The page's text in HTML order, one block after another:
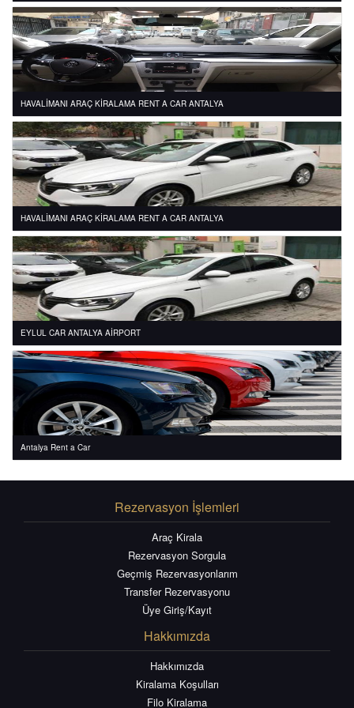
HAVALİMANI ARAÇ KİRALAMA RENT A CAR ANTALYA
HAVALİMANI ARAÇ KİRALAMA RENT A CAR ANTALYA
EYLUL CAR ANTALYA AİRPORT
Antalya Rent a Car
Rezervasyon İşlemleri
Araç Kirala
Rezervasyon Sorgula
Geçmiş Rezervasyonlarım
Transfer Rezervasyonu
Üye Giriş/Kayıt
Hakkımızda
Hakkımızda
Kiralama Koşulları
Filo Kiralama